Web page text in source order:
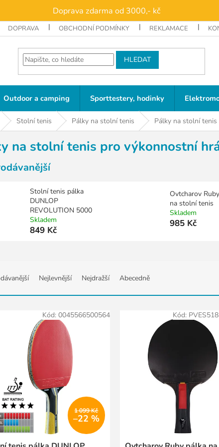
Doprava zdarma od 3000,- kč
DOPRAVA OBCHODNÍ PODMÍNKY REKLAMACE
HLEDAT
Outdoor a camping Sporttestery, hodinky
Stolní tenis Pálky na stolní tenis Pálky na stolní
na stolní tenis pro výkonnostní
Stolní tenis pálka
DUNLOP
REVOLUTION 5000
Skladem
849 Kč
Ovtcharov
na stolní tenis
Skladem
985 Kč
Nejlevnější Nejdražší Abecedně
1 099 Kč
–22 %
Kód: 0045566500564 Kód: